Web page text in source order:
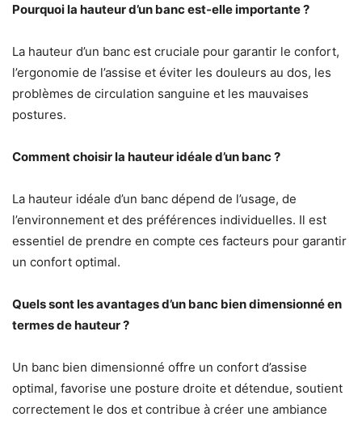
Pourquoi la hauteur d’un banc est-elle importante ?
La hauteur d’un banc est cruciale pour garantir le confort,
l’ergonomie de l’assise et éviter les douleurs au dos, les
problèmes de circulation sanguine et les mauvaises
postures.
Comment choisir la hauteur idéale d’un banc ?
La hauteur idéale d’un banc dépend de l’usage, de
l’environnement et des préférences individuelles. Il est
essentiel de prendre en compte ces facteurs pour garantir
un confort optimal.
Quels sont les avantages d’un banc bien dimensionné en
termes de hauteur ?
Un banc bien dimensionné offre un confort d’assise
optimal, favorise une posture droite et détendue, soutient
correctement le dos et contribue à créer une ambiance